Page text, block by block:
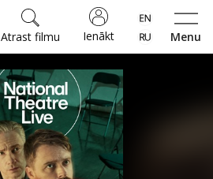
Menu
Ienākt
Atrast filmu